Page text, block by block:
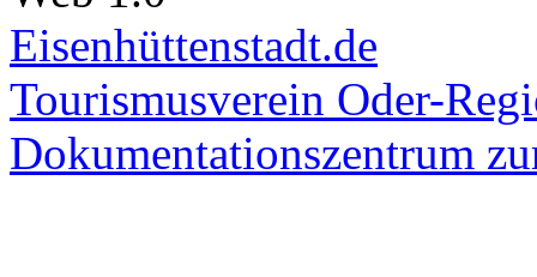
Eisenhüttenstadt.de
Tourismusverein Oder-
Dokumentationszentrum